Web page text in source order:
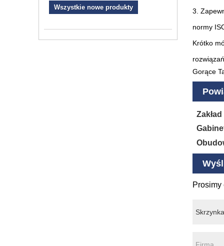
Wszystkie nowe produkty
3.
normy
Krótko
Gorące
Prosimy